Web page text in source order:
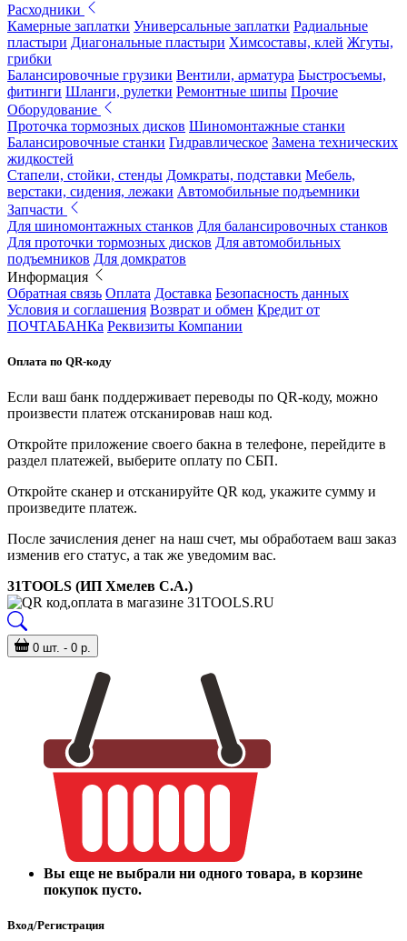
Расходники
Камерные заплатки Универсальные заплатки Радиальные
пластыри Диагональные пластыри Химсоставы, клей Жгуты,
грибки
Балансировочные грузики Вентили, арматура Быстросъемы,
фитинги Шланги, рулетки Ремонтные шипы Прочие
Оборудование
Проточка тормозных дисков Шиномонтажные станки
Балансировочные станки Гидравлическое Замена технических
жидкостей
Стапели, стойки, стенды Домкраты, подставки Мебель,
верстаки, сидения, лежаки Автомобильные подъемники
Запчасти
Для шиномонтажных станков Для балансировочных станков
Для проточки тормозных дисков Для автомобильных
подъемников Для домкратов
Информация
Обратная связь Оплата Доставка Безопасность данных
Условия и соглашения Возврат и обмен Кредит от
ПОЧТАБАНКа Реквизиты Компании
Оплата по QR-коду
Если ваш банк поддерживает переводы по QR-коду, можно
произвести платеж отсканировав наш код.
Откройте приложение своего бакна в телефоне, перейдите в
раздел платежей, выберите оплату по СБП.
Откройте сканер и отсканируйте QR код, укажите сумму и
произведите платеж.
После зачисления денег на наш счет, мы обработаем ваш заказ
изменив его статус, а так же уведомим вас.
31TOOLS (ИП Хмелев С.А.)
0 шт. - 0 р.
Вы еще не выбрали ни одного товара, в корзине
покупок пусто.
Вход/Регистрация